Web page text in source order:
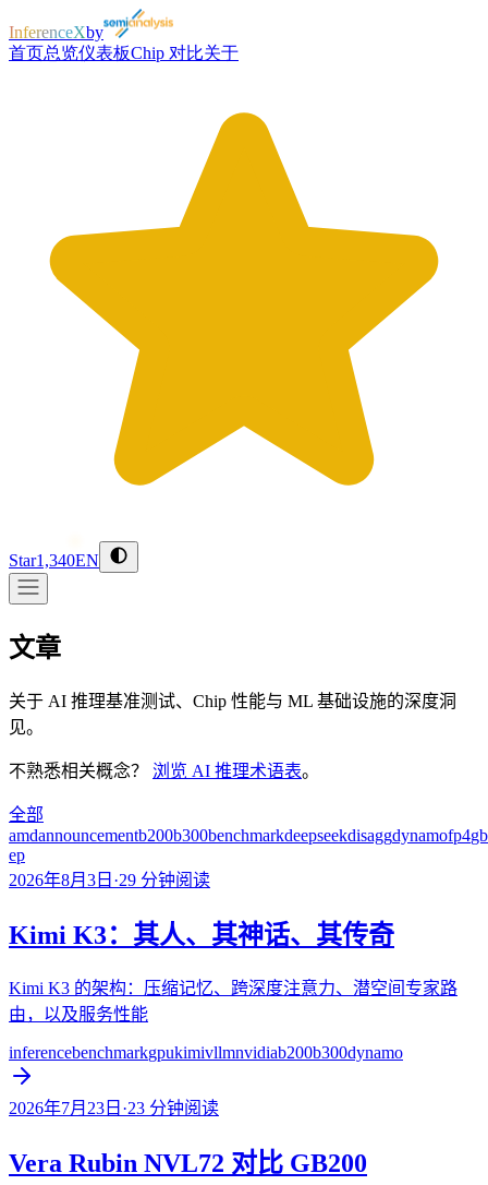
InferenceXby
首页总览仪表板Chip 对比关于
Star1,340EN
文章
关于 AI 推理基准测试、Chip 性能与 ML 基础设施的深度洞
见。
不熟悉相关概念？ 浏览 AI 推理术语表。
全部
amdannouncementb200b300benchmarkdeepseekdisaggdynamofp4
ep
2026年8月3日 ·29 分钟阅读
Kimi K3：其人、其神话、其传奇
Kimi K3 的架构：压缩记忆、跨深度注意力、潜空间专家路
由，以及服务性能
inferencebenchmarkgpukimivllmnvidiab200b300dynamo
2026年7月23日 ·23 分钟阅读
Vera Rubin NVL72 对比 GB200